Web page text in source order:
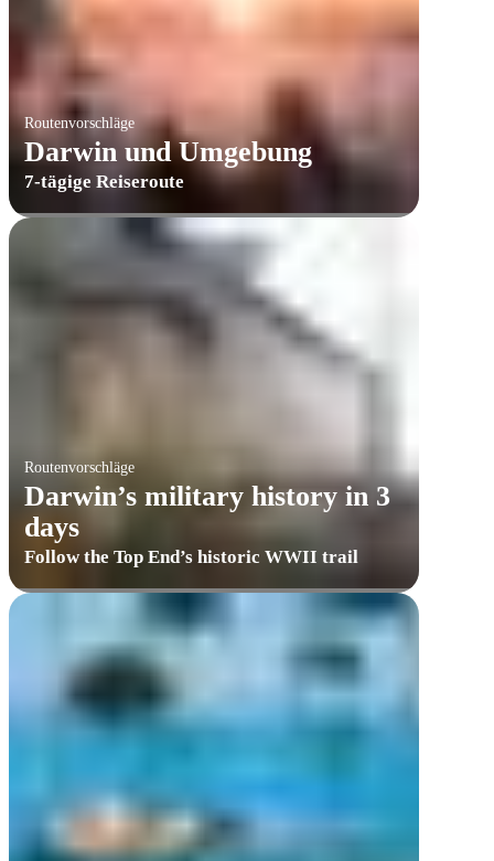
Routenvorschläge
Darwin und Umgebung
7-tägige Reiseroute
Routenvorschläge
Darwin’s military history in 3
days
Follow the Top End’s historic WWII trail